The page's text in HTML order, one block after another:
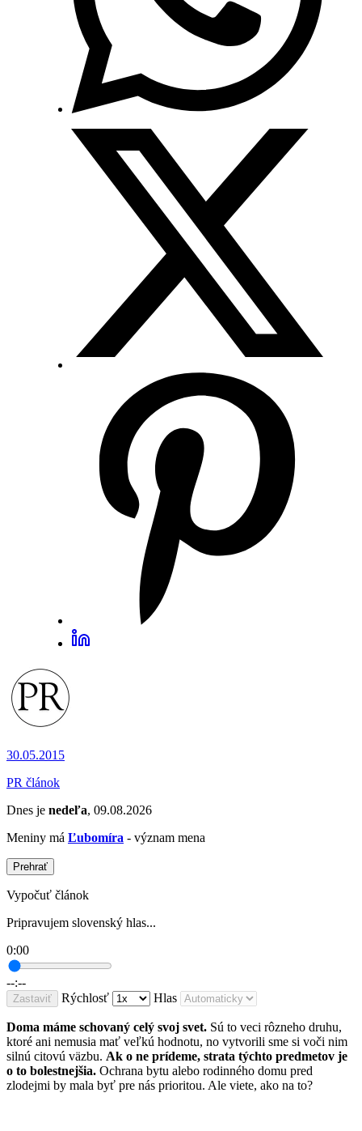
30.05.2015
PR článok
Dnes je nedeľa, 09.08.2026
Meniny má Ľubomíra - význam mena
Prehrať
Vypočuť článok
Pripravujem slovenský hlas...
0:00
--:--
Zastaviť Rýchlosť Hlas
Doma máme schovaný celý svoj svet. Sú to veci rôzneho druhu,
ktoré ani nemusia mať veľkú hodnotu, no vytvorili sme si voči nim
silnú citovú väzbu. Ak o ne prídeme, strata týchto predmetov je
o to bolestnejšia. Ochrana bytu alebo rodinného domu pred
zlodejmi by mala byť pre nás prioritou. Ale viete, ako na to?